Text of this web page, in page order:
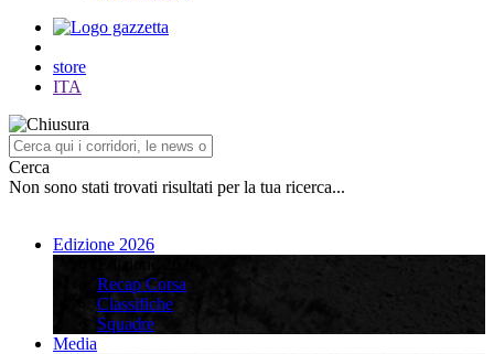
store
ITA
Cerca
Non sono stati trovati risultati per la tua ricerca...
Edizione 2026
Recap Corsa
Classifiche
Squadre
Media